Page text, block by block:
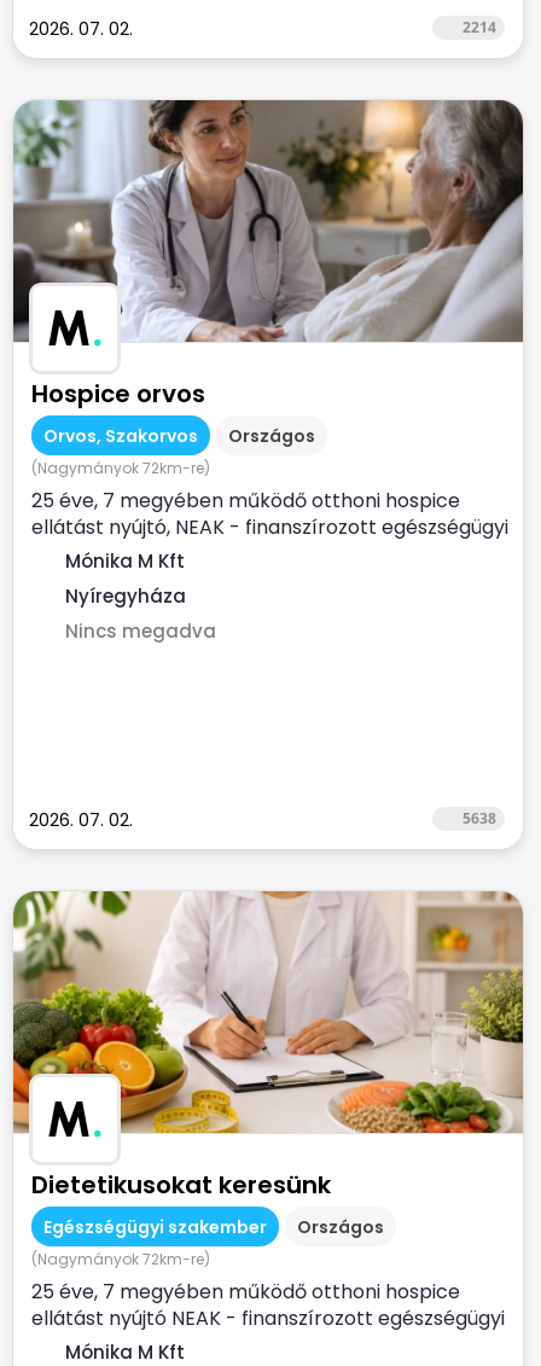
2026. 07. 02. 2214
M.
Hospice orvos
Orvos, Szakorvos Országos
(Nagymányok 72km-re)
25 éve, 7 megyében működő otthoni hospice
ellátást nyújtó, NEAK - finanszírozott egészségügyi
szolgálat...
Mónika M Kft
Nyíregyháza
Nincs megadva
2026. 07. 02. 5638
M.
Dietetikusokat keresünk
Egészségügyi szakember Országos
(Nagymányok 72km-re)
25 éve, 7 megyében működő otthoni hospice
ellátást nyújtó NEAK - finanszírozott egészségügyi
szolgálat...
Mónika M Kft